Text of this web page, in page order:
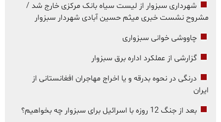
شهرداری سبزوار از لیست سیاه بانک مرکزی خارج شد /
مشروح نشست خبری میثم حسین آبادی شهردار سبزوار
چاووشی خوانی سبزواری
گزارشی از عملکرد اداره برق سبزوار
درنگی در نحوه بدرقه و یا اخراج مهاجران افغانستانی از
ایران
بعد از جنگ 12 روزه با اسرائیل برای سبزوار چه بخواهیم؟